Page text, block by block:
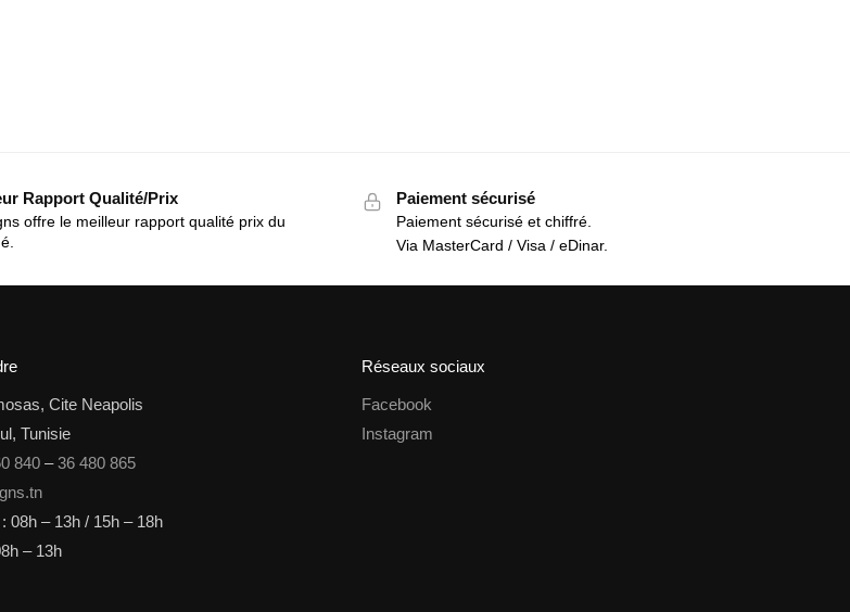
Rapport Qualité/Prix
offre le meilleur rapport qualité prix du
Paiement sécurisé
Paiement sécurisé et chiffré.
Via MasterCard / Visa / eDinar.
Cite Neapolis
Tunisie
840 –36 480 865
: 08h – 13h / 15h – 18h
– 13h
Réseaux sociaux
Facebook
Instagram